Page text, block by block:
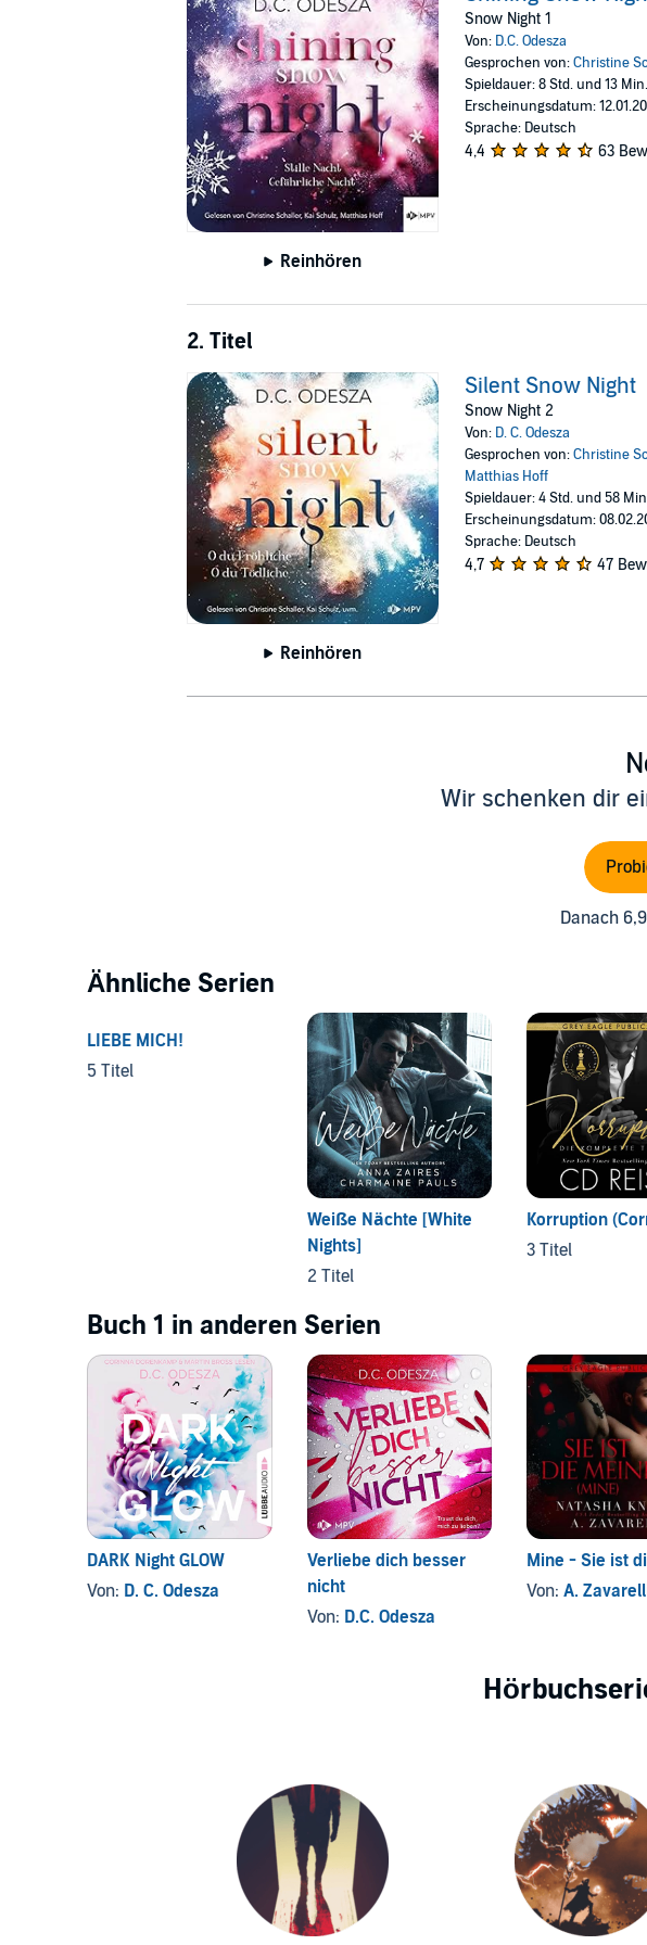
©2021 BOD (P)2021 MPV
Reinhören
Snow Night 1
Von: D.C. Odesza
Gesprochen von:Christine
Spieldauer: 8 Std. und 13 Min.
Erscheinungsdatum:
Sprache: Deutsch
4,4 63
2. Titel
Reinhören
Silent Snow Night
Snow Night 2
Von: D. C. Odesza
Gesprochen von:Christine
Matthias Hoff
Spieldauer: 4 Std. und 58
Erscheinungsdatum:
Sprache: Deutsch
4,7 47
Wir schenken dir
Danach
Ähnliche Serien
LIEBE MICH!
5 Titel
Weiße Nächte [White
Nights]
2 Titel
Korruption
3 Titel
Buch 1 in anderen Serien
DARK Night GLOW
Von: D. C. Odesza
Verliebe dich besser
nicht
Von: D.C. Odesza
Mine - Sie ist
Von:A.